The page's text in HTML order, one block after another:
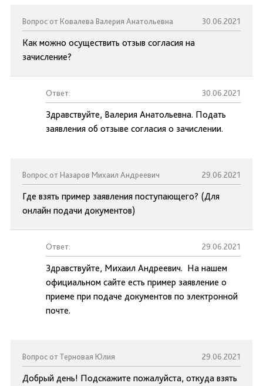
Вопрос от Ковалева Валерия Анатольевна 30.06.2021
Как можно осуществить отзыв согласия на
зачисление?
Ответ: 30.06.2021
Здравствуйте, Валерия Анатольевна. Подать
заявления об отзыве согласия о зачислении.
Вопрос от Назаров Михаил Андреевич 29.06.2021
Где взять пример заявления поступающего? (Для
онлайн подачи документов)
Ответ: 29.06.2021
Здравствуйте, Михаил Андреевич. На нашем
официальном сайте есть пример заявление о
приеме при подаче документов по электронной
почте.
Вопрос от Терновая Юлия 29.06.2021
Добрый день! Подскажите пожалуйста, откуда взять